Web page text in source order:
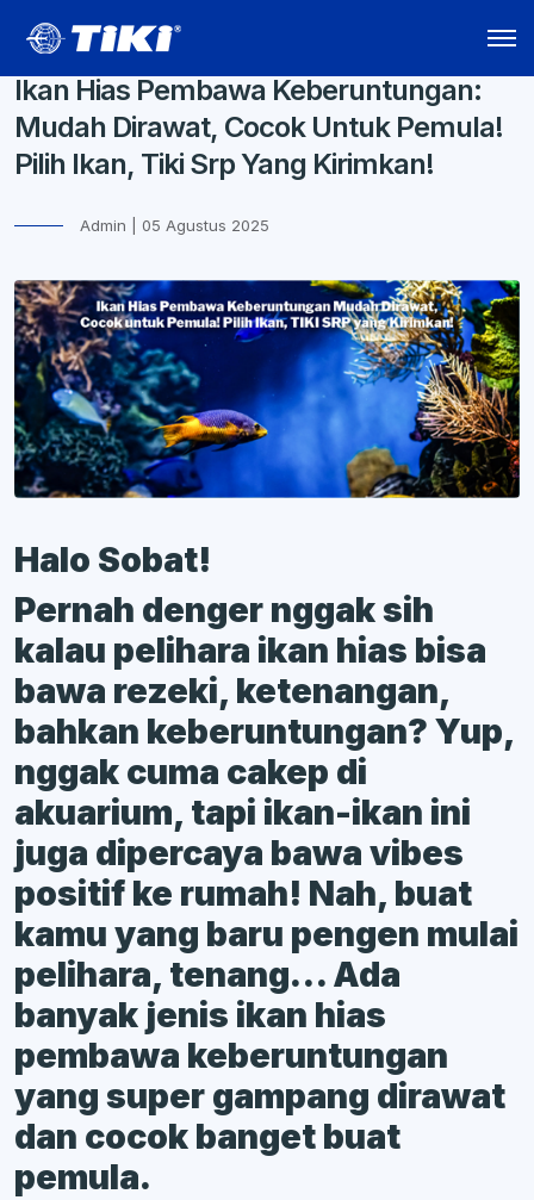
Ikan Hias Pembawa Keberuntungan:
Mudah Dirawat, Cocok Untuk Pemula!
Pilih Ikan, Tiki Srp Yang Kirimkan!
Admin | 05 Agustus 2025
Halo Sobat!
Pernah denger nggak sih
kalau pelihara ikan hias bisa
bawa rezeki, ketenangan,
bahkan keberuntungan? Yup,
nggak cuma cakep di
akuarium, tapi ikan-ikan ini
juga dipercaya bawa vibes
positif ke rumah! Nah, buat
kamu yang baru pengen mulai
pelihara, tenang… Ada
banyak jenis ikan hias
pembawa keberuntungan
yang super gampang dirawat
dan cocok banget buat
pemula.